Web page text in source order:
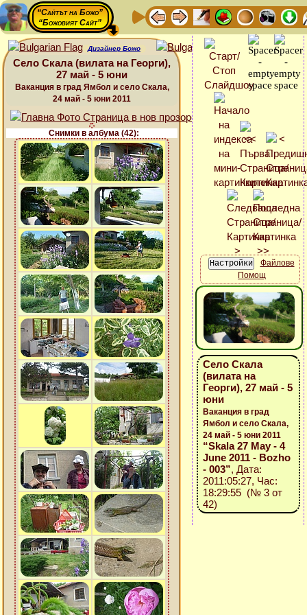
“Сайтът на Божо”
“Божовият Сайт”
Дизайнер Божо
Село Скала (вилата на Георги),
27 май - 5 юни
Ваканция в град Ямбол и село Скала,
24 май - 5 юни 2011
Снимки в албума (42):
Файлове
Помощ
Село Скала
(вилата на
Георги), 27 май - 5
юни
Ваканция в град
Ямбол и село Скала,
24 май - 5 юни 2011
“Skala 27 May - 4
June 2011 - Bozho
- 003”, Дата:
2011:05:27, Час:
18:29:55 (№ 3 от
42)